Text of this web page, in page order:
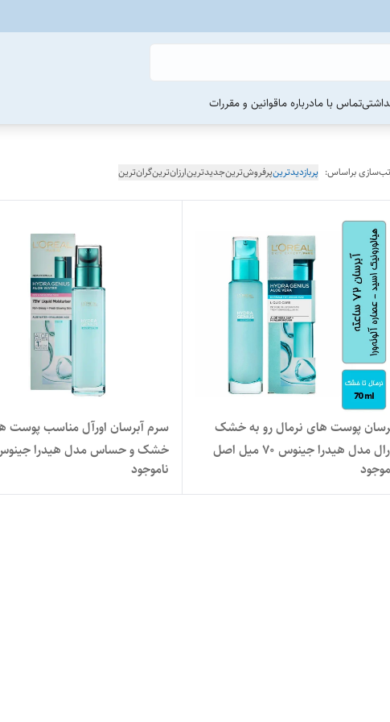
تماس با مادرباره ماقوانین و مقررات
براساس: پربازدیدترینپرفروش‌ترینجدیدترینارزان‌ترینگران‌ترین
آبرسان پوست های نرمال رو به خشک
مدل هیدرا جینوس 70 میل اصل
سرم آبرسان اورآل مناسب پوست
میل اصل
ناموجود